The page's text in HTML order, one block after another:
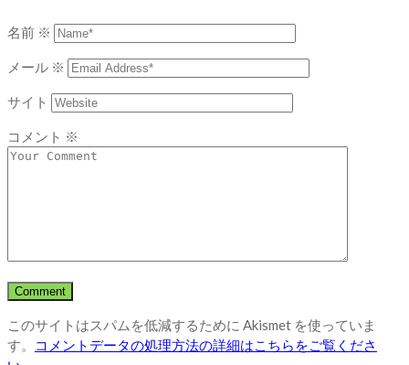
名前 ※
メール ※
サイト
コメント ※
このサイトはスパムを低減するために Akismet を使っていま
す。
コメントデータの処理方法の詳細はこちらをご覧くださ